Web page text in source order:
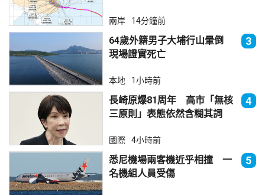
兩岸 14分鐘前
64歲外籍男子大埔行山暈倒
現場證實死亡
3
本地 1小時前
長崎原爆81周年 高市「無核
三原則」表態依然含糊其詞
4
國際 4小時前
悉尼機場兩客機近乎相撞 一
名機組人員受傷
5